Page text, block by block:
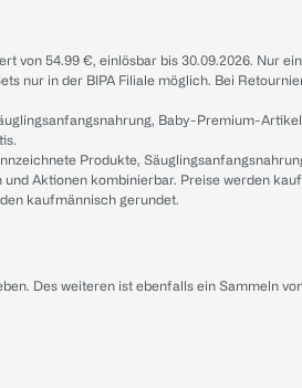
von 54.99 €, einlösbar bis 30.09.2026. Nur
nur in der BIPA Filiale möglich. Bei
Baby-Premium-
Produkte,
und Aktionen kombinierbar. Preise werden
kaufmännisch gerundet.
Des weiteren ist ebenfalls ein Sammeln